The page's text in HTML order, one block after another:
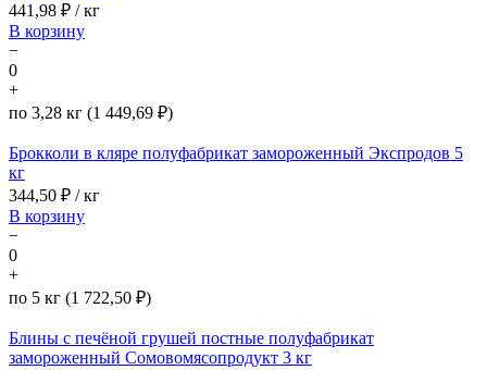
441,98 ₽ / кг
В корзину
−
0
+
по 3,28 кг (1 449,69 ₽)
Брокколи в кляре полуфабрикат замороженный Экспродов 5
кг
344,50 ₽ / кг
В корзину
−
0
+
по 5 кг (1 722,50 ₽)
Блины с печёной грушей постные полуфабрикат
замороженный Сомовомясопродукт 3 кг